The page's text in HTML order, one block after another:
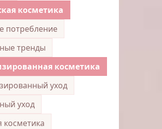
косметика
потребление
тренды
косметика
уход
уход
косметика